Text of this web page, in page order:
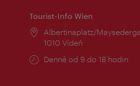
Tourist-Info Wien
Místo:
Albertinaplatz/
1010 Vídeň
Provozní
Denně od 9 do 18 hodin